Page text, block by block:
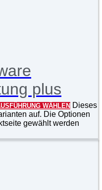
plus
WÄHLEN Dieses
auf. Die Optionen
gewählt werden